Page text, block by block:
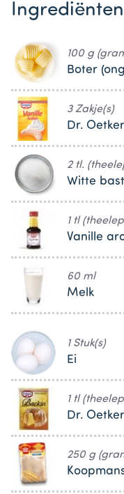
Ingrediënten
100 g
Boter
3 Zakje(s)
Dr.
2 tl.
Witte
1 tl
Vanille
60 ml
Melk
1 Stuk(s)
Ei
1 tl
Dr.
250 g